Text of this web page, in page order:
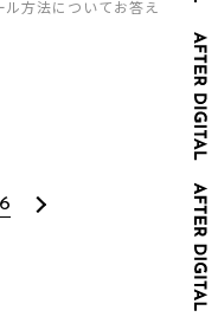
方法についてお答え